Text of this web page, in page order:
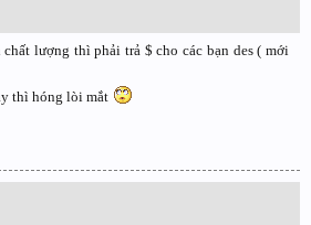
lượng thì phải trả $ cho các bạn des ( mới
thì hóng lòi mắt